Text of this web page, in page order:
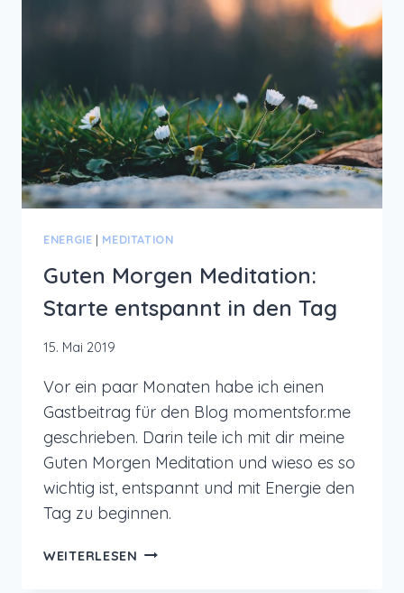
ENERGIE | MEDITATION
Guten Morgen Meditation:
Starte entspannt in den Tag
15. Mai 2019
Vor ein paar Monaten habe ich einen
Gastbeitrag für den Blog momentsfor.me
geschrieben. Darin teile ich mit dir meine
Guten Morgen Meditation und wieso es so
wichtig ist, entspannt und mit Energie den
Tag zu beginnen.
WEITERLESEN GUTEN